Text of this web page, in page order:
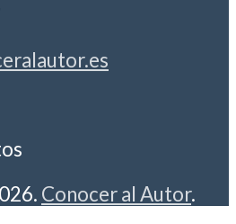
Conocer al Autor.